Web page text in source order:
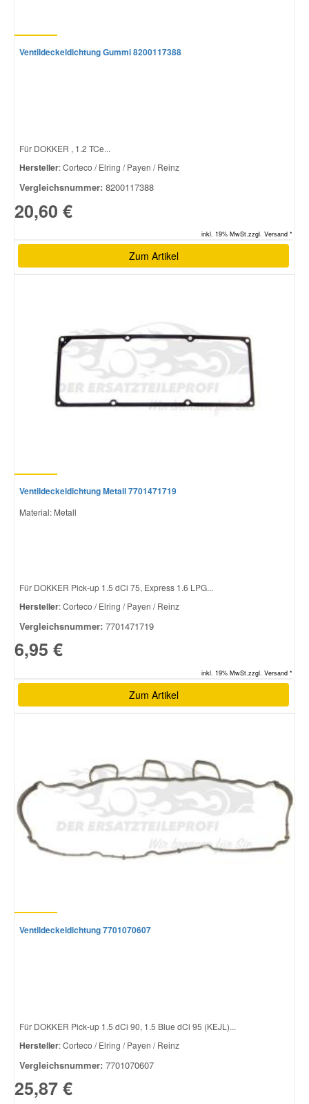
Ventildeckeldichtung Gummi 8200117388
Für DOKKER , 1.2 TCe...
Hersteller: Corteco / Elring / Payen / Reinz
Vergleichsnummer: 8200117388
20,60 €
inkl. 19% MwSt.zzgl. Versand *
Zum Artikel
Ventildeckeldichtung Metall 7701471719
Material: Metall
Für DOKKER Pick-up 1.5 dCi 75, Express 1.6 LPG...
Hersteller: Corteco / Elring / Payen / Reinz
Vergleichsnummer: 7701471719
6,95 €
inkl. 19% MwSt.zzgl. Versand *
Zum Artikel
Ventildeckeldichtung 7701070607
Für DOKKER Pick-up 1.5 dCi 90, 1.5 Blue dCi 95 (KEJL)...
Hersteller: Corteco / Elring / Payen / Reinz
Vergleichsnummer: 7701070607
25,87 €